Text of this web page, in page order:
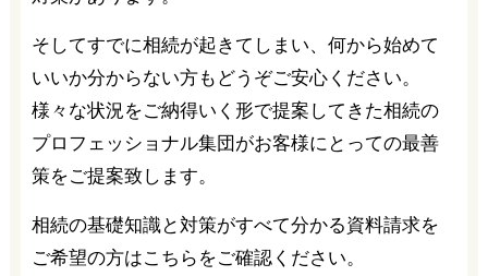
そしてすでに相続が起きてしまい、何から始めて
いいか分からない方もどうぞご安心ください。
様々な状況をご納得いく形で提案してきた相続の
プロフェッショナル集団がお客様にとっての最善
策をご提案致します。
相続の基礎知識と対策がすべて分かる資料請求を
ご希望の方はこちらをご確認ください。